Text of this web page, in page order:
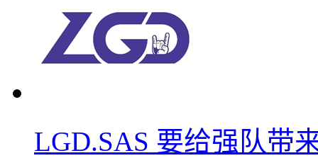
LGD.SAS 要给强队带